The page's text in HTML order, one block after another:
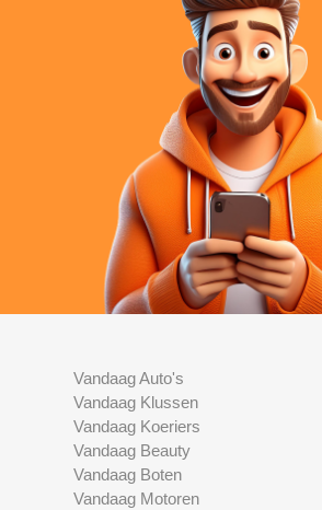
Vandaag Auto's
Vandaag Klussen
Vandaag Koeriers
Vandaag Beauty
Vandaag Boten
Vandaag Motoren